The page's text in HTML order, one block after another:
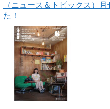
（ニュース＆トピックス）
た！